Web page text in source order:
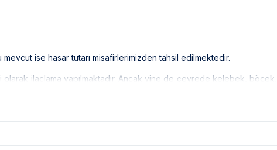
mevcut ise hasar tutarı misafirlerimizden tahsil edilmektedir.
olarak ilaçlama yapılmaktadır. Ancak yine de çevrede kelebek, böcek,